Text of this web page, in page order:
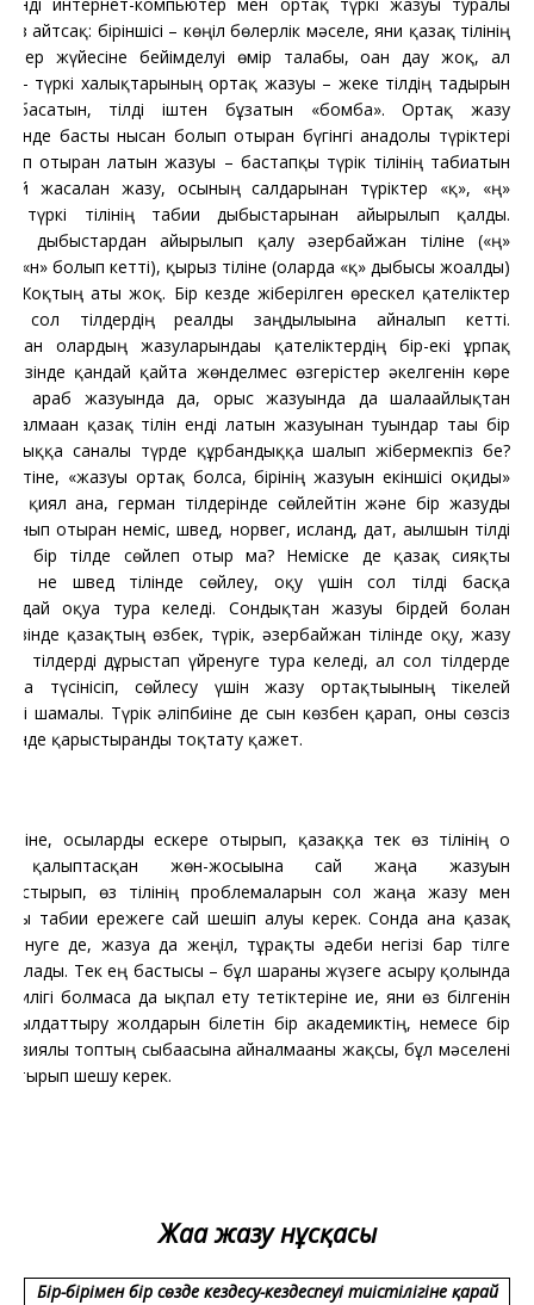
айтсақ: біріншісі – көңіл бөлерлік мәселе, яғни қазақ тілінің
жүйесіне бейімделуі өмір талабы, оған дау жоқ, ал
– түркі халықтарының ортақ жазуы – жеке тілдің тағдырын
басатын, тілді іштен бұзатын «бомба». Ортақ жазу
басты нысан болып отырған бүгінгі анадолы түріктері
отырған латын жазуы – бастапқы түрік тілінің табиғатын
жасалған жазу, осының салдарынан түріктер «қ», «ң»
түркі тілінің табиғи дыбыстарынан айырылып қалды.
дыбыстардан айырылып қалу әзербайжан тіліне («ң»
«н» болып кетті), қырғыз тіліне (оларда «қ» дыбысы жоғалды)
Жоқтың аты жоқ. Бір кезде жіберілген өрескел қателіктер
сол тілдердің реалды заңдылығына айналып кетті.
олардың жазуларындағы қателіктердің бір-екі ұрпақ
кезінде қандай қайта жөнделмес өзгерістер әкелгенін көре
араб жазуында да, орыс жазуында да шалағайлықтан
алмаған қазақ тілін енді латын жазуынан туындар тағы бір
саналы түрде құрбандыққа шалып жібермекпіз бе?
«жазуы ортақ болса, бірінің жазуын екіншісі оқиды»
қиял ғана, герман тілдерінде сөйлейтін және бір жазуды
отырған неміс, швед, норвег, исланд, дат, ағылшын тілді
бір тілде сөйлеп отыр ма? Неміске де қазақ сияқты
не швед тілінде сөйлеу, оқу үшін сол тілді басқа
оқуға тура келеді. Сондықтан жазуы бірдей болған
өзінде қазақтың өзбек, түрік, әзербайжан тілінде оқу, жазу
тілдерді дұрыстап үйренуге тура келеді, ал сол тілдерде
түсінісіп, сөйлесу үшін жазу ортақтығының тікелей
шамалы. Түрік әліпбиіне де сын көзбен қарап, оны сөзсіз
қарыстырғанды тоқтату қажет.
Міне, осыларды ескере отырып, қазаққа тек өз тілінің о
қалыптасқан жөн-жосығына сай жаңа жазуын
өз тілінің проблемаларын сол жаңа жазу мен
табиғи ережеге сай шешіп алуы керек. Сонда ғана қазақ
де, жазуға да жеңіл, тұрақты әдеби негізі бар тілге
алады. Тек ең бастысы – бұл шараны жүзеге асыру қолында
болмаса да ықпал ету тетіктеріне ие, яғни өз білгенін
жолдарын білетін бір академиктің, немесе бір
зиялы топтың сыбағасына айналмағаны жақсы, бұл мәселені
отырып шешу керек.
Жаңа жазу нұсқасы
Бір-бірімен бір сөзде кездесу-кездеспеуі тиістілігіне қарай